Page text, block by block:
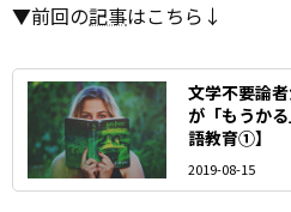
▼前回の記事はこちら↓
文学不要論
が「もうか
語教育①】
2019-08-15